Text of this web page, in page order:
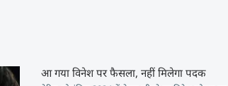
आ गया विनेश पर फैसला, नहीं मिलेगा पदक